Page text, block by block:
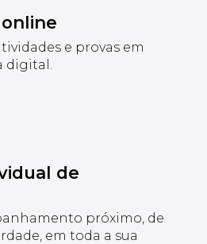
online
e provas em
de
próximo, de
em toda a sua